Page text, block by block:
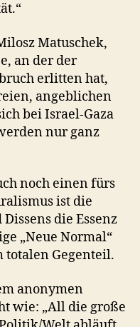
Matuschek,
an der der
erlitten hat,
angeblichen
bei Israel-Gaza
nur ganz
noch einen fürs
ist die
die Essenz
„Neue Normal“
Gegenteil.
anonymen
wie: „All die große